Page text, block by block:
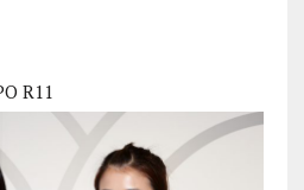
R11